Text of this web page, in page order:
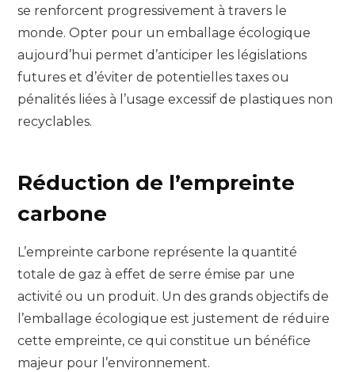
se renforcent progressivement à travers le
monde. Opter pour un emballage écologique
aujourd’hui permet d’anticiper les législations
futures et d’éviter de potentielles taxes ou
pénalités liées à l’usage excessif de plastiques non
recyclables.
Réduction de l’empreinte
carbone
L’empreinte carbone représente la quantité
totale de gaz à effet de serre émise par une
activité ou un produit. Un des grands objectifs de
l’emballage écologique est justement de réduire
cette empreinte, ce qui constitue un bénéfice
majeur pour l’environnement.